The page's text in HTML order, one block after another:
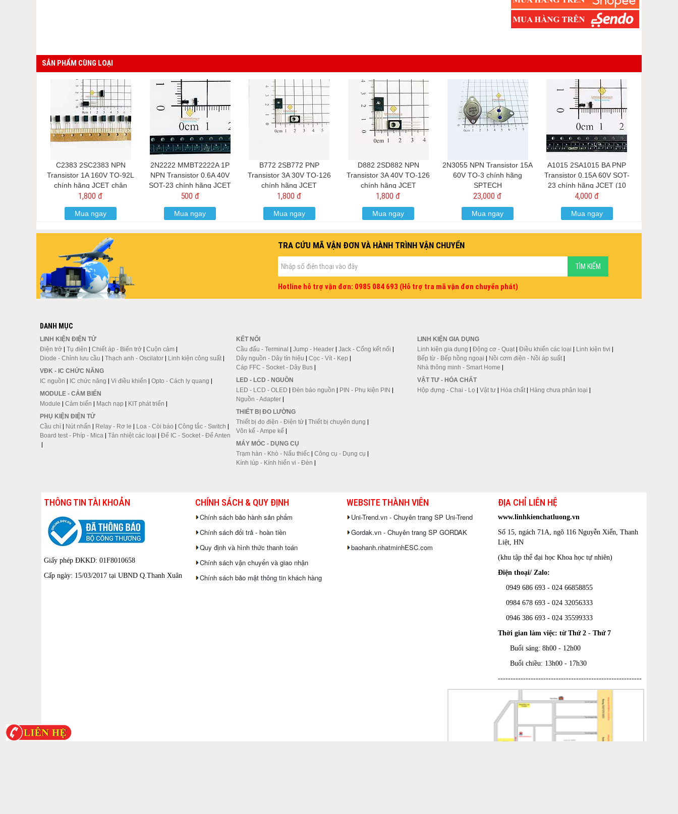
SẢN PHẨM CÙNG LOẠI
C2383 2SC2383 NPN
Transistor 1A 160V TO-92L
chính hãng JCET chân
đồng
1,800 đ
Mua ngay
2N2222 MMBT2222A 1P
NPN Transistor 0.6A 40V
SOT-23 chính hãng JCET
500 đ
Mua ngay
B772 2SB772 PNP
Transistor 3A 30V TO-126
chính hãng JCET
1,800 đ
Mua ngay
D882 2SD882 NPN
Transistor 3A 40V TO-126
chính hãng JCET
1,800 đ
Mua ngay
2N3055 NPN Transistor 15A
60V TO-3 chính hãng
SPTECH
23,000 đ
Mua ngay
A1015 2SA1015 BA PNP
Transistor 0.15A 60V SOT-
23 chính hãng JCET (10
chiếc)
4,000 đ
Mua ngay
TRA CỨU MÃ VẬN ĐƠN VÀ HÀNH TRÌNH VẬN CHUYỂN
Hotline hỗ trợ vận đơn: 0985 084 693 (Hỗ trợ tra mã vận đơn chuyển phát)
DANH MỤC
LINH KIỆN ĐIỆN TỬ
Điện trở| Tụ điện Chiết áp - Biến trở| Cuộn cảm|
Diode - Chỉnh lưu cầu
Thạch anh - Oscilator| Linh kiện công suất|
VĐK - IC CHỨC NĂNG
IC nguồn
IC chức năng Vi điều khiển Opto - Cách ly quang
MODULE - CẢM BIẾN
Module
Cảm biến Mạch nạp KIT phát triển
PHỤ KIỆN ĐIỆN TỬ
Cầu chì| Nút nhấn Relay - Rơ le Loa - Còi báo Công tắc - Switch
Board test - Phíp - Mica| Tản nhiệt các loại
Đế IC - Socket - Đế Anten
KẾT NỐI
Cầu đấu - Terminal
Jump - Header| Jack - Cổng kết nối
Dây nguồn - Dây tín hiệu
Cọc - Vít - Kẹp
Cáp FFC - Socket - Dây Bus|
LED - LCD - NGUỒN
LED - LCD - OLED
Đèn báo nguồn PIN - Phụ kiện PIN
Nguồn - Adapter|
THIẾT BỊ ĐO LƯỜNG
Thiết bị đo điện - Điện tử| Thiết bị chuyên dụng
Vôn kế - Ampe kế
MÁY MÓC - DỤNG CỤ
Trạm hàn - Khò - Nấu thiếc| Công cụ - Dụng cụ
Kính lúp - Kính hiển vi - Đèn
LINH KIỆN GIA DỤNG
Linh kiện gia dụng |Động cơ - Quạt|Điều khiển các loại Linh kiện tivi
Bếp từ - Bếp hồng ngoại
Nồi cơm điện - Nồi áp suất|
Nhà thông minh - Smart Home
VẬT TƯ - HÓA CHẤT
Hộp đựng - Chai - Lọ |Vật tư Hóa chất| Hàng chưa phân loại
THÔNG TIN TÀI KHOẢN
Giấy phép ĐKKD: 01F8010658
Cấp ngày: 15/03/2017 tại UBND Q.Thanh Xuân
CHÍNH SÁCH & QUY ĐỊNH
Chính sách bảo hành sản phẩm
Chính sách đổi trả - hoàn tiền
Quy định và hình thức thanh toán
Chính sách vận chuyển và giao nhận
Chính sách bảo mật thông tin khách hàng
WEBSITE THÀNH VIÊN
Uni-Trend.vn - Chuyên trang SP Uni-Trend
Gordak.vn - Chuyên trang SP GORDAK
baohanh.nhatminhESC.com
ĐỊA CHỈ LIÊN HỆ
www.linhkienchatluong.vn
Số 15, ngách 71A, ngõ 116 Nguyễn Xiển, Thanh
Liệt, HN
(khu tập thể đại học Khoa học tự nhiên)
Điện thoại/ Zalo:
0949 686 693 - 024 66858855
0984 678 693 - 024 32056333
0946 386 693 - 024 35599333
Thời gian làm việc: từ Thứ 2 - Thứ 7
Buổi sáng: 8h00 - 12h00
Buổi chiều: 13h00 - 17h30
---------------------------------------------------------